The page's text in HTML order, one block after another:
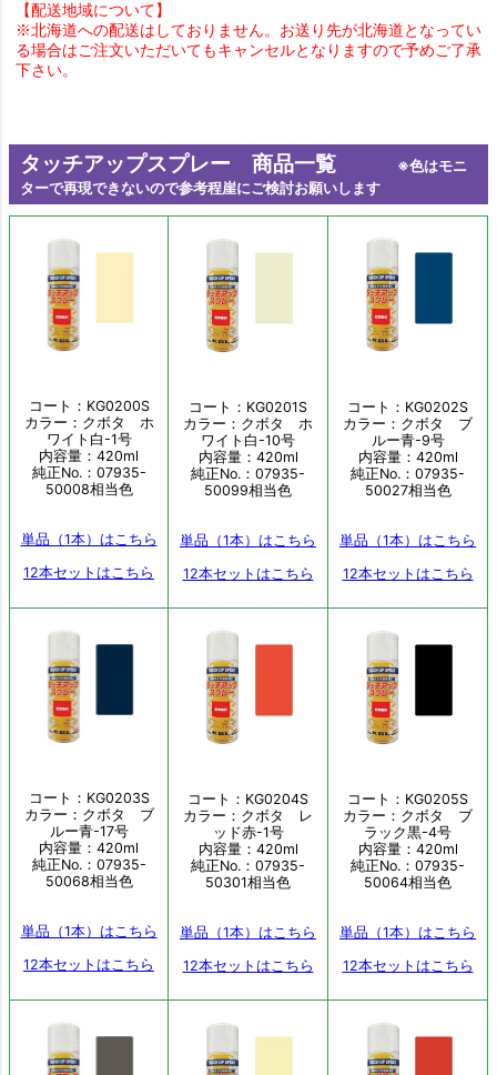
【配送地域について】
※北海道への配送はしておりません。お送り先が北海道となってい
る場合はご注文いただいてもキャンセルとなりますので予めご了承
下さい。